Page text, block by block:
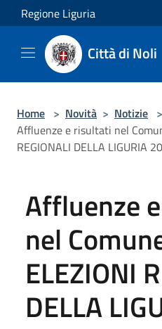
Salta al contenuto principale
Regione Liguria
Città di Noli
Home > Novità > Notizie >
Affluenze e risultati nel
REGIONALI DELLA LIGURIA
Affluenze
nel
ELEZIONI
DELLA